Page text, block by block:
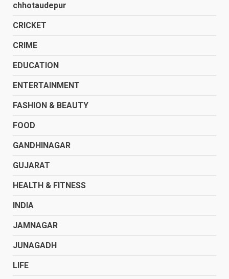
chhotaudepur
CRICKET
CRIME
EDUCATION
ENTERTAINMENT
FASHION & BEAUTY
FOOD
GANDHINAGAR
GUJARAT
HEALTH & FITNESS
INDIA
JAMNAGAR
JUNAGADH
LIFE